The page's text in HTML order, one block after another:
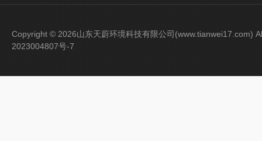
Copyright © 2026山东天蔚环境科技有限公司(www.tianwei17.com)
2023004807号-7